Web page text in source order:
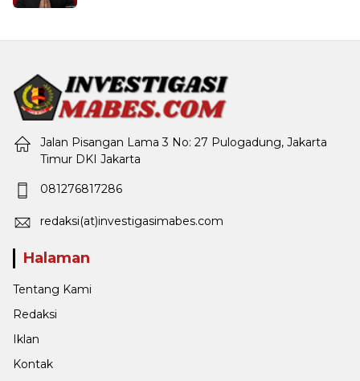
Jalan Pisangan Lama 3 No: 27 Pulogadung, Jakarta
Timur DKI Jakarta
081276817286
redaksi(at)investigasimabes.com
Halaman
Tentang Kami
Redaksi
Iklan
Kontak